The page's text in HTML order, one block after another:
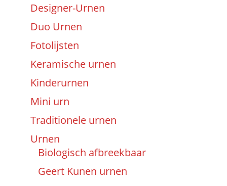
Designer-Urnen
Duo Urnen
Fotolijsten
Keramische urnen
Kinderurnen
Mini urn
Traditionele urnen
Urnen
Biologisch afbreekbaar
Geert Kunen urnen